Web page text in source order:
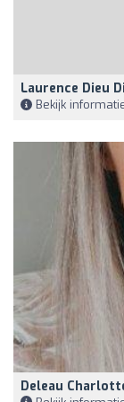
Laurence Dieu
Bekijk
Deleau